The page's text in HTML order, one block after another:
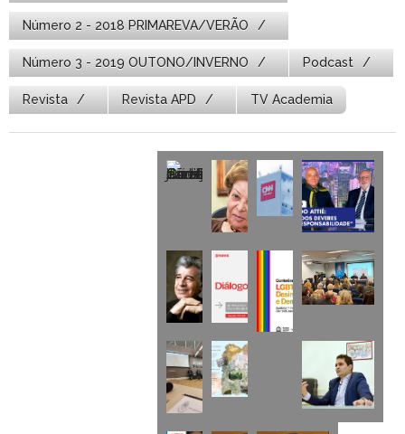
Número 2 - 2018 PRIMAREVA/VERÃO
Número 3 - 2019 OUTONO/INVERNO Podcast
Revista Revista APD TV Academia